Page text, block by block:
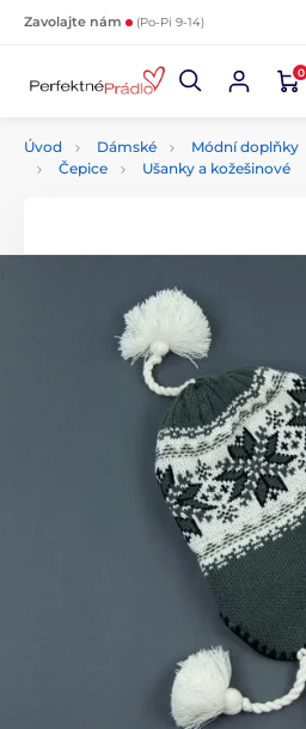
Zavolajte nám (Po-Pi 9-14)
0
Úvod Dámské Módní doplňky
Čepice
Ušanky a kožešinové